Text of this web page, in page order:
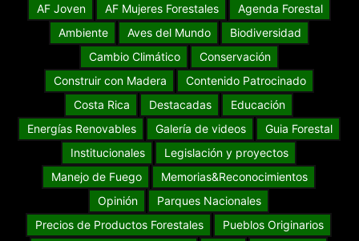
AF Joven AF Mujeres Forestales
Agenda Forestal
Ambiente
Aves del Mundo
Biodiversidad
Cambio Climático
Conservación
Construir con Madera
Contenido Patrocinado
Costa Rica
Destacadas
Educación
Energías Renovables
Galería de videos
Guia Forestal
Institucionales
Legislación y proyectos
Manejo de Fuego
Memorias&Reconocimientos
Opinión
Parques Nacionales
Precios de Productos Forestales
Pueblos Originarios